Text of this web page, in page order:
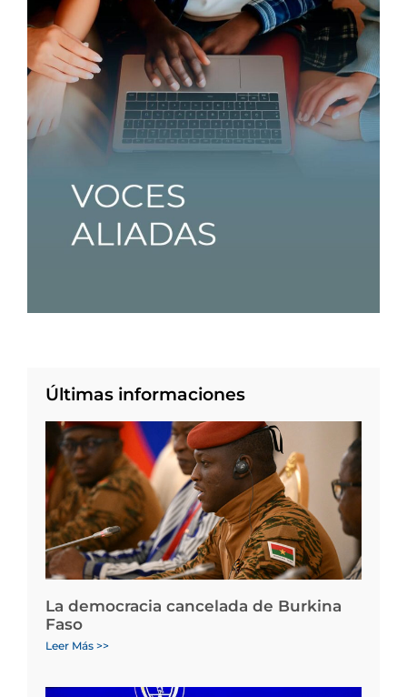
Últimas informaciones
La democracia cancelada de Burkina
Faso
Leer Más >>